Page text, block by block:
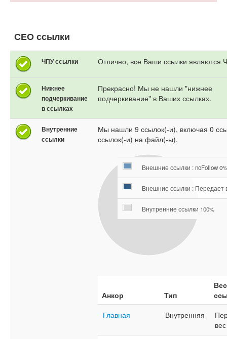
СЕО ссылки
ЧПУ ссылки Отлично, все Ваши ссылки являются
Нижнее
подчеркивание
в ссылках
Прекрасно! Мы не нашли "нижнее
подчеркивание" в Ваших ссылках.
Внутренние
ссылки
Мы нашли 9 ссылок(-и), включая 0
ссылок(-и) на файл(-ы).
Внешние ссылки : noFollow 0%
Внешние ссылки : Передает
Внутренние ссылки 100%
Анкор Тип
Вес
Главная
Внутренняя
вес